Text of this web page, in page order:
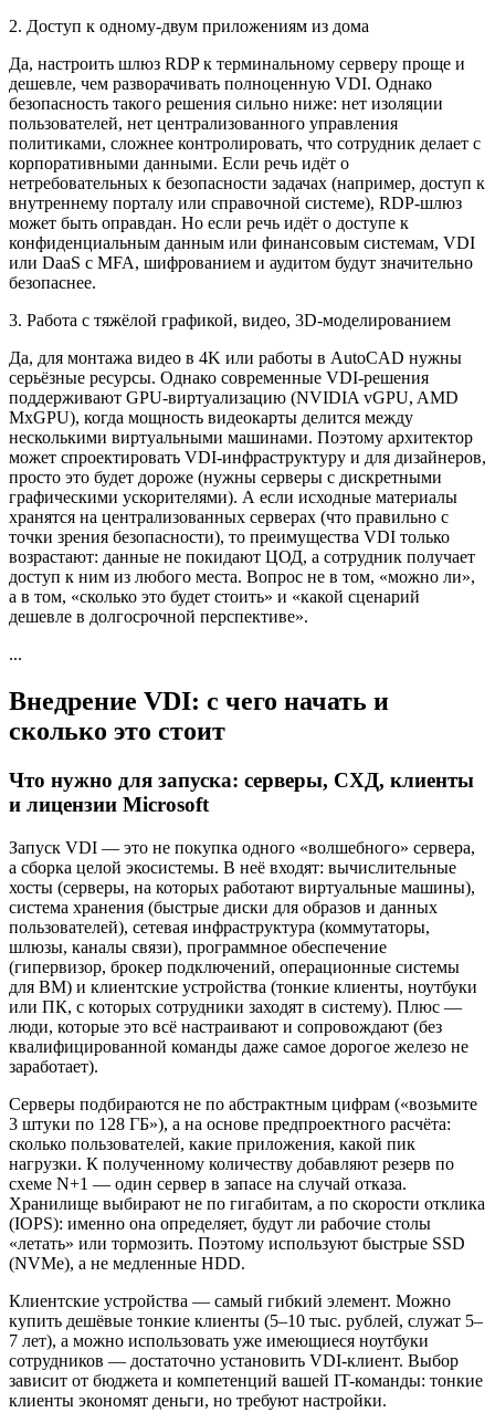
2. Доступ к одному-двум приложениям из дома
Да, настроить шлюз RDP к терминальному серверу проще и
дешевле, чем разворачивать полноценную VDI. Однако
безопасность такого решения сильно ниже: нет изоляции
пользователей, нет централизованного управления
политиками, сложнее контролировать, что сотрудник делает с
корпоративными данными. Если речь идёт о
нетребовательных к безопасности задачах (например, доступ к
внутреннему порталу или справочной системе), RDP-шлюз
может быть оправдан. Но если речь идёт о доступе к
конфиденциальным данным или финансовым системам, VDI
или DaaS с MFA, шифрованием и аудитом будут значительно
безопаснее.
3. Работа с тяжёлой графикой, видео, 3D-моделированием
Да, для монтажа видео в 4K или работы в AutoCAD нужны
серьёзные ресурсы. Однако современные VDI-решения
поддерживают GPU-виртуализацию (NVIDIA vGPU, AMD
MxGPU), когда мощность видеокарты делится между
несколькими виртуальными машинами. Поэтому архитектор
может спроектировать VDI-инфраструктуру и для дизайнеров,
просто это будет дороже (нужны серверы с дискретными
графическими ускорителями). А если исходные материалы
хранятся на централизованных серверах (что правильно с
точки зрения безопасности), то преимущества VDI только
возрастают: данные не покидают ЦОД, а сотрудник получает
доступ к ним из любого места. Вопрос не в том, «можно ли»,
а в том, «сколько это будет стоить» и «какой сценарий
дешевле в долгосрочной перспективе».
...
Внедрение VDI: с чего начать и
сколько это стоит
Что нужно для запуска: серверы, СХД, клиенты
и лицензии Microsoft
Запуск VDI — это не покупка одного «волшебного» сервера,
а сборка целой экосистемы. В неё входят: вычислительные
хосты (серверы, на которых работают виртуальные машины),
система хранения (быстрые диски для образов и данных
пользователей), сетевая инфраструктура (коммутаторы,
шлюзы, каналы связи), программное обеспечение
(гипервизор, брокер подключений, операционные системы
для ВМ) и клиентские устройства (тонкие клиенты, ноутбуки
или ПК, с которых сотрудники заходят в систему). Плюс —
люди, которые это всё настраивают и сопровождают (без
квалифицированной команды даже самое дорогое железо не
заработает).
Серверы подбираются не по абстрактным цифрам («возьмите
3 штуки по 128 ГБ»), а на основе предпроектного расчёта:
сколько пользователей, какие приложения, какой пик
нагрузки. К полученному количеству добавляют резерв по
схеме N+1 — один сервер в запасе на случай отказа.
Хранилище выбирают не по гигабитам, а по скорости отклика
(IOPS): именно она определяет, будут ли рабочие столы
«летать» или тормозить. Поэтому используют быстрые SSD
(NVMe), а не медленные HDD.
Клиентские устройства — самый гибкий элемент. Можно
купить дешёвые тонкие клиенты (5–10 тыс. рублей, служат 5–
7 лет), а можно использовать уже имеющиеся ноутбуки
сотрудников — достаточно установить VDI-клиент. Выбор
зависит от бюджета и компетенций вашей IT-команды: тонкие
клиенты экономят деньги, но требуют настройки.